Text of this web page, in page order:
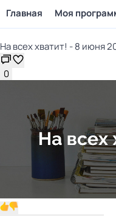
Главная Моя
На всех хватит! - 8 июня
0